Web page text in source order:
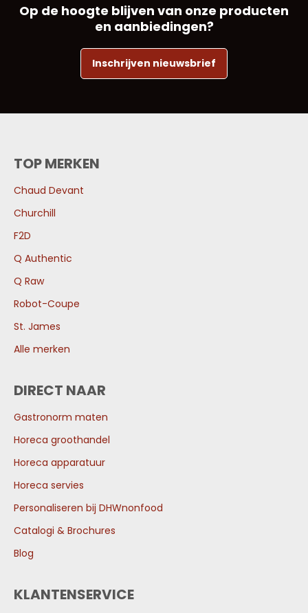
Op de hoogte blijven van onze producten
en aanbiedingen?
Inschrijven nieuwsbrief
TOP MERKEN
Chaud Devant
Churchill
F2D
Q Authentic
Q Raw
Robot-Coupe
St. James
Alle merken
DIRECT NAAR
Gastronorm maten
Horeca groothandel
Horeca apparatuur
Horeca servies
Personaliseren bij DHWnonfood
Catalogi & Brochures
Blog
KLANTENSERVICE